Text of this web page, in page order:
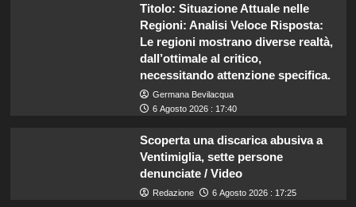
Titolo: Situazione Attuale nelle
Regioni: Analisi Veloce Risposta:
Le regioni mostrano diverse realtà,
dall’ottimale al critico,
necessitando attenzione specifica.
Germana Bevilacqua
6 Agosto 2026 : 17:40
Scoperta una discarica abusiva a
Ventimiglia, sette persone
denunciate / Video
Redazione 6 Agosto 2026 : 17:25